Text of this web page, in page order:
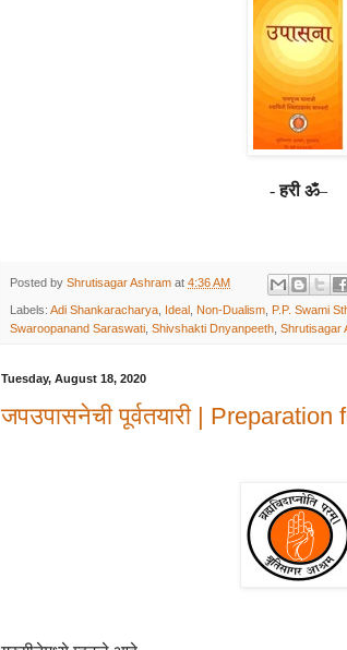
-हरी ॐ–
Posted by Shrutisagar Ashram at 4:36 AM
Labels: Adi Shankaracharya Ideal Non-Dualism P.P. Swami
Swaroopanand Saraswati Shivshakti Dnyanpeeth Shrutisagar
Tuesday, August 18, 2020
जपउपासनेची पूर्वतयारी |